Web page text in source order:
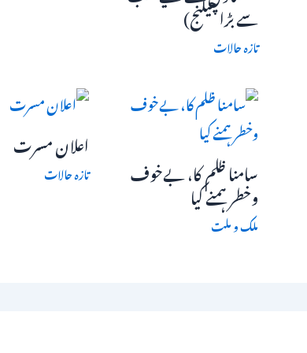
سے بڑا چیلنج)
تازہ حالات
سامنا ظلم کا، بےخوف
وخطر ہمنے کیا
ملک و ملت
اعلان مسرت
تازہ حالات